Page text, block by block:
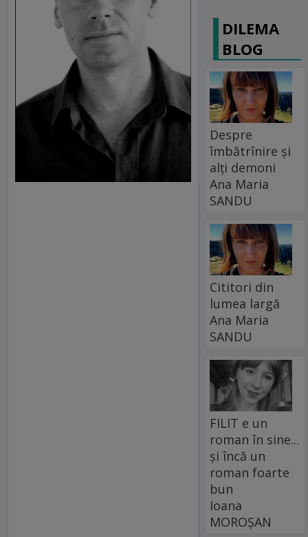
DILEMA
BLOG
Despre
îmbătrînire și
alți demoni
Ana Maria
SANDU
Cititori din
lumea largă
Ana Maria
SANDU
FILIT e un
roman în sine...
și încă un
roman foarte
bun
Ioana
MOROȘAN